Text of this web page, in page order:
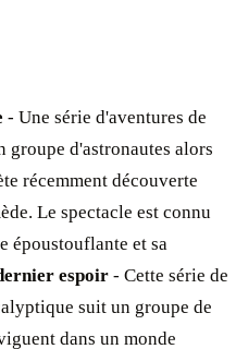
- Une série d'aventures de
d'astronautes alors
récemment découverte
Le spectacle est connu
époustouflante et sa
espoir - Cette série de
suit un groupe de
dans un monde